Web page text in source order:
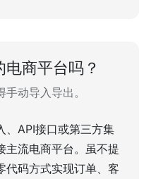
商平台吗？
动导入导出。
、API接口或第三方集
主流电商平台。虽不提
代码方式实现订单、客